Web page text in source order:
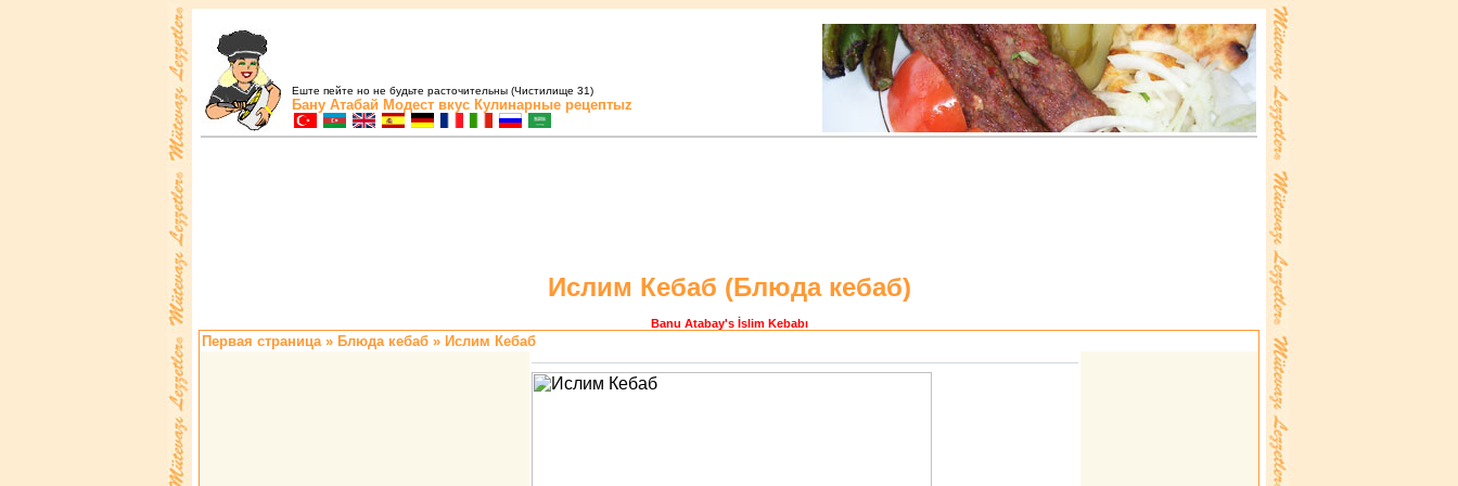
Еште пейте но не будьте расточительны (Чистилище 31)
Бану Атабай Модест вкус Кулинарные рецептыz
Ислим Кебаб (Блюда кебаб)
Banu Atabay's İslim Kebabı
Первая страница» Блюда кебаб » Ислим Кебаб